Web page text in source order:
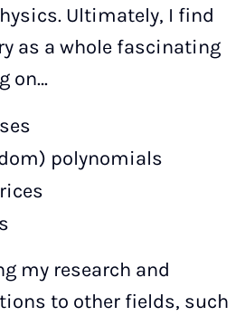
Ultimately, I find
as a whole fascinating
on…
polynomials
my research and
to other fields, such